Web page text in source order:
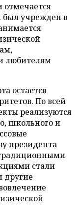
отмечается
был учрежден в
любителям
остается
По всей
реализуются
школьного и
президента
стали
другие